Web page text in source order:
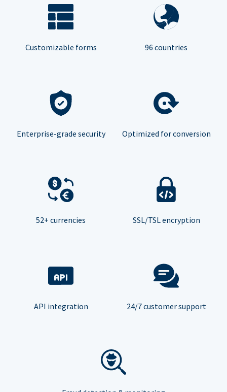
Customizable forms 96 countries
Enterprise-grade security Optimized for conversion
52+ currencies SSL/TSL encryption
API integration 24/7 customer support